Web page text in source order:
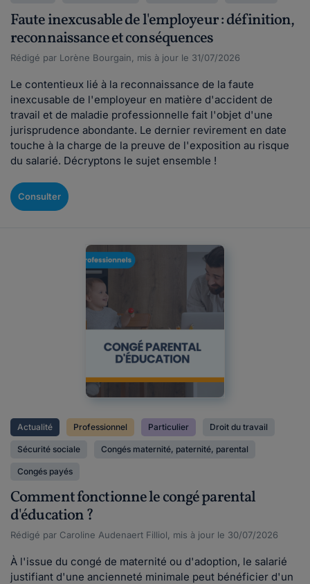
Faute inexcusable de l'employeur : définition,
reconnaissance et conséquences
Rédigé par Lorène Bourgain, mis à jour le 31/07/2026
Le contentieux lié à la reconnaissance de la faute
inexcusable de l'employeur en matière d'accident de
travail et de maladie professionnelle fait l'objet d'une
jurisprudence abondante. Le dernier revirement en date
touche à la charge de la preuve de l'exposition au risque
du salarié. Décryptons le sujet ensemble !
Consulter
Actualité Professionnel Particulier Droit du travail
Sécurité sociale Congés maternité, paternité, parental
Congés payés
Comment fonctionne le congé parental
d'éducation ?
Rédigé par Caroline Audenaert Filliol, mis à jour le 30/07/2026
À l'issue du congé de maternité ou d'adoption, le salarié
justifiant d'une ancienneté minimale peut bénéficier d'un